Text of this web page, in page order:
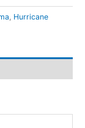
, Hurricane